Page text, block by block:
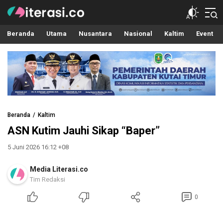
Literasi.co
Pilar Informasi
Beranda Utama Nusantara Nasional Kaltim Event
Beranda Kaltim
ASN Kutim Jauhi Sikap “Baper”
5 Juni 2026 16:12 +08
Media Literasi.co
Tim Redaksi
0